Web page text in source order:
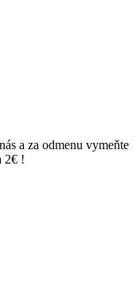
a za odmenu vymeňte
2€ !